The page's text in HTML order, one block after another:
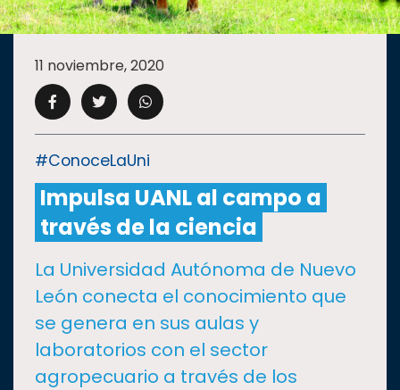
ACADEMIA
CAMPUS UANL
CULTURA
I+D+IEXPERTOS
SALUD
11 noviembre, 2020
#ConoceLaUni
Impulsa UANL al campo a
través de la ciencia
La Universidad Autónoma de Nuevo
León conecta el conocimiento que
se genera en sus aulas y
laboratorios con el sector
agropecuario a través de los